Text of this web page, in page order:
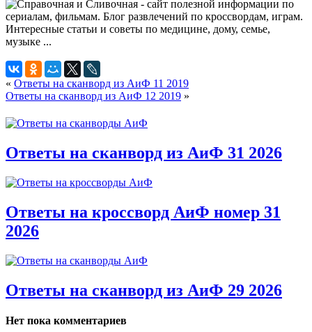
« Ответы на сканворд из АиФ 11 2019
Ответы на сканворд из АиФ 12 2019 »
Ответы на сканворд из АиФ 31 2026
Ответы на кроссворд АиФ номер 31
2026
Ответы на сканворд из АиФ 29 2026
Нет пока комментариев